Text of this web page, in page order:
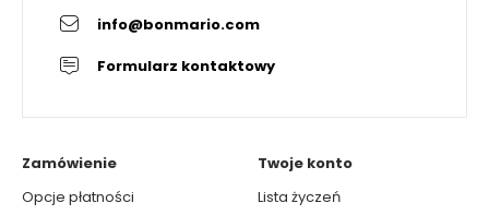
info@bonmario.com
Formularz kontaktowy
Zamówienie
Opcje płatności
Twoje konto
Lista życzeń